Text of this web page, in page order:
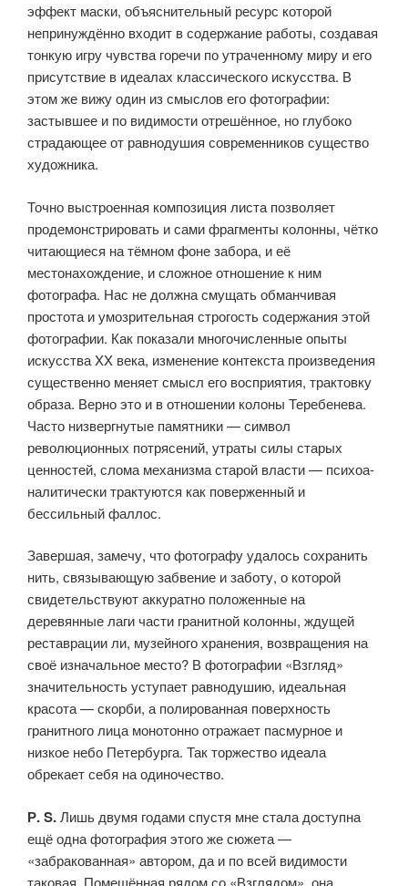
эффект маски, объяснитель­ный ресурс которой
непринуждённо входит в содержание работы, создавая
тонкую игру чувства горечи по утраченному миру и его
присутствие в идеалах классического искусства. В
этом же вижу один из смыслов его фотографии:
застывшее и по видимости отрешённое, но глубоко
страдаю­щее от равнодушия современников существо
художника.
Точно выстроенная композиция листа позволяет
продемонстрировать и сами фрагменты колонны, чётко
читающиеся на тёмном фоне забора, и её
местонахождение, и сложное отношение к ним
фотографа. Нас не должна смущать обманчивая
простота и умозрительная строгость содержания этой
фотографии. Как показали многочисленные опыты
искусства XX века, изменение контекста произведения
существенно меняет смысл его вос­приятия, трактовку
образа. Верно это и в отношении колоны Теребенева.
Часто низвергнутые памятники — символ
революционных потрясений, утраты силы старых
ценностей, слома механизма старой власти — психоа­
налитически трактуются как поверженный и
бессильный фаллос.
Завершая, замечу, что фотографу удалось сохранить
нить, связываю­щую забвение и заботу, о которой
свидетельствуют аккуратно положенные на
деревянные лаги части гранитной колонны, ждущей
реставрации ли, музейного хранения, возвращения на
своё изначальное место? В фотогра­фии «Взгляд»
значительность уступает равнодушию, идеальная
красота — скорби, а полированная поверхность
гранитного лица монотонно отра­жает пасмурное и
низкое небо Петербурга. Так торжество идеала
обрекает себя на одиночество.
Р. S.Лишь двумя годами спустя мне стала доступна
ещё одна фотогра­фия этого же сюжета —
«забракованная» автором, да и по всей видимо­сти
таковая. Помещённая рядом со «Взглядом», она